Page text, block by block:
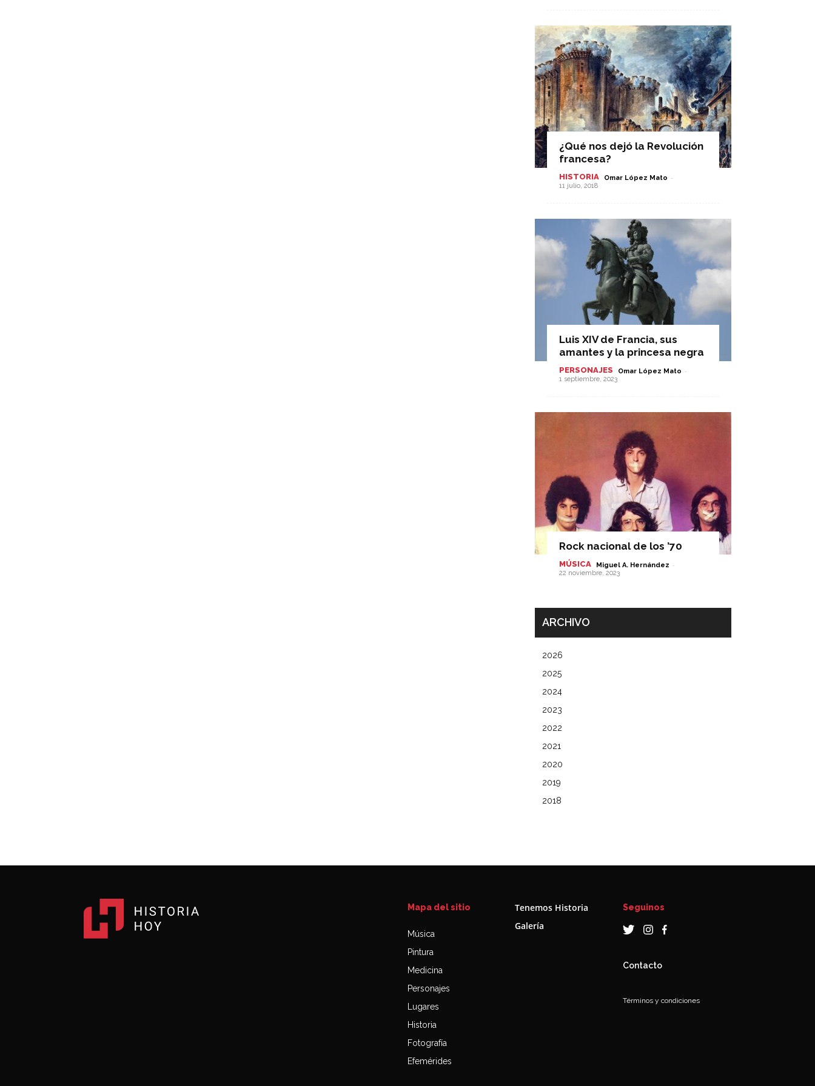
¿Qué nos dejó la Revolución
francesa?
HISTORIA Omar López Mato -
11 julio, 2018
Luis XIV de Francia, sus
amantes y la princesa negra
PERSONAJES Omar López Mato -
1 septiembre, 2023
Rock nacional de los ’70
MÚSICA Miguel A. Hernández -
22 noviembre, 2023
ARCHIVO
2026
2025
2024
2023
2022
2021
2020
2019
2018
Mapa del sitio
Música
Pintura
Medicina
Personajes
Lugares
Historia
Fotografía
Efemérides
Tenemos Historia
Galería
Seguinos
Contacto
Términos y condiciones